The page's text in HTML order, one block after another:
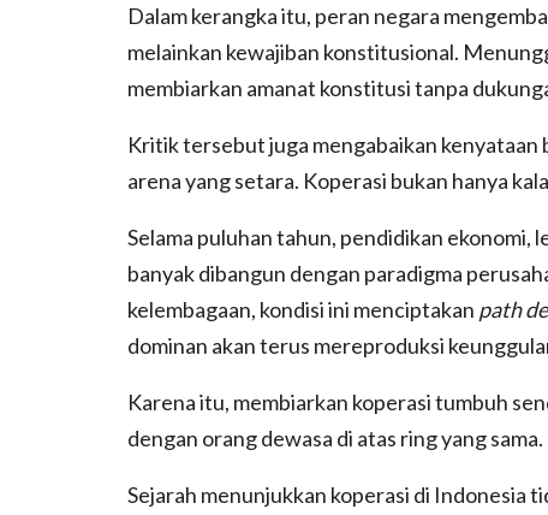
Dalam kerangka itu, peran negara
melainkan kewajiban konstitusional.
membiarkan amanat konstitusi tanpa
Kritik tersebut juga mengabaikan
arena yang setara. Koperasi bukan hanya
Selama puluhan tahun, pendidikan ekonomi,
banyak dibangun dengan paradigma
kelembagaan, kondisi ini menciptakan path
dominan akan terus mereproduksi
Karena itu, membiarkan koperasi tumbuh
dengan orang dewasa di atas ring yang sama.
Sejarah menunjukkan koperasi di Indonesia